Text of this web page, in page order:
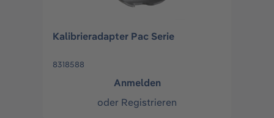
Kalibrieradapter Pac Serie
8318588
Anmelden
oder Registrieren